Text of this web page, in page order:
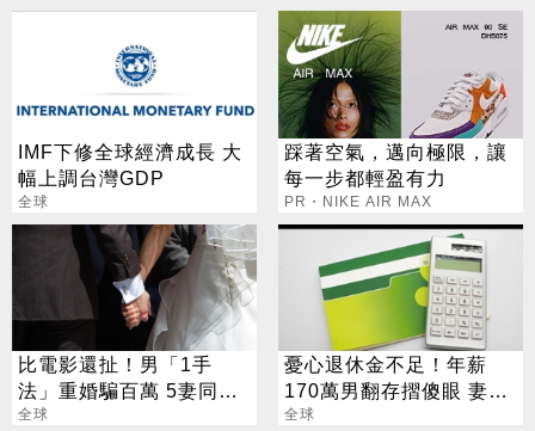
IMF下修全球經濟成長 大
幅上調台灣GDP
全球
踩著空氣，邁向極限，讓
每一步都輕盈有力
PR・NIKE AIR MAX
比電影還扯！男「1手
法」重婚騙百萬 5妻同社
區4年不知情
全球
憂心退休金不足！年薪
170萬男翻存摺傻眼 妻子
1句話他沉默
全球